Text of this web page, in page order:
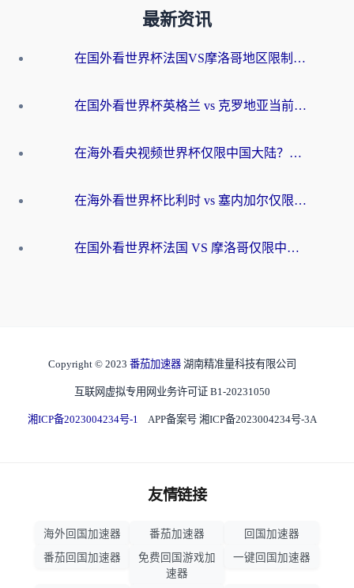
最新资讯
在国外看世界杯法国VS摩洛哥地区限制？这篇指南让你流畅看中文解说无压力
在国外看世界杯英格兰 vs 克罗地亚当前地区不可播放？这篇指南帮你搞定所有海外观赛难题
在海外看央视频世界杯仅限中国大陆？这篇指南帮你解锁中文解说+无卡顿直播
在海外看世界杯比利时 vs 塞内加尔仅限中国大陆？我找到了最流畅的中文解说之路
在国外看世界杯法国 VS 摩洛哥仅限中国大陆？海外党这样看中文解说赛事不卡顿
Copyright © 2023 番茄加速器 湖南精准量科技有限公司
互联网虚拟专用网业务许可证 B1-20231050
湘ICP备2023004234号-1 APP备案号 湘ICP备2023004234号-3A
友情链接
海外回国加速器 番茄加速器
回国加速器
番茄回国加速器
免费回国游戏加
速器
一键回国加速器